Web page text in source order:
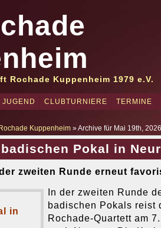
Rochade Kuppenheim 1979 e.V.
JUGEND CLUBTURNIERE TERMINE
Kuppenheim» Archive für Mai 19th, 2026
Pokal in
zweiten Runde erneut
In der zweiten Runde
badischen Pokals reist
Rochade-Quartett am